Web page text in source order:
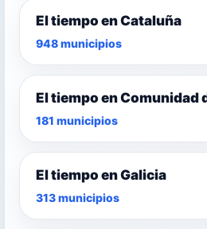
El tiempo en Cataluña
948 municipios
El tiempo en Comunidad
181 municipios
El tiempo en Galicia
313 municipios